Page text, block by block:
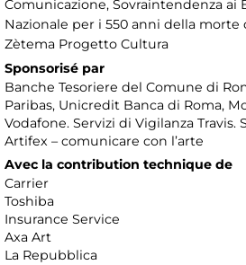
Comunicazione, Sovraintendenza ai
Nazionale per i 550 anni della morte
Zètema Progetto Cultura
Sponsorisé par
Banche Tesoriere del Comune di
Paribas, Unicredit Banca di Roma,
Vodafone. Servizi di Vigilanza
Artifex – comunicare con l’arte
Avec la contribution technique de
Carrier
Toshiba
Insurance Service
Axa Art
La Repubblica